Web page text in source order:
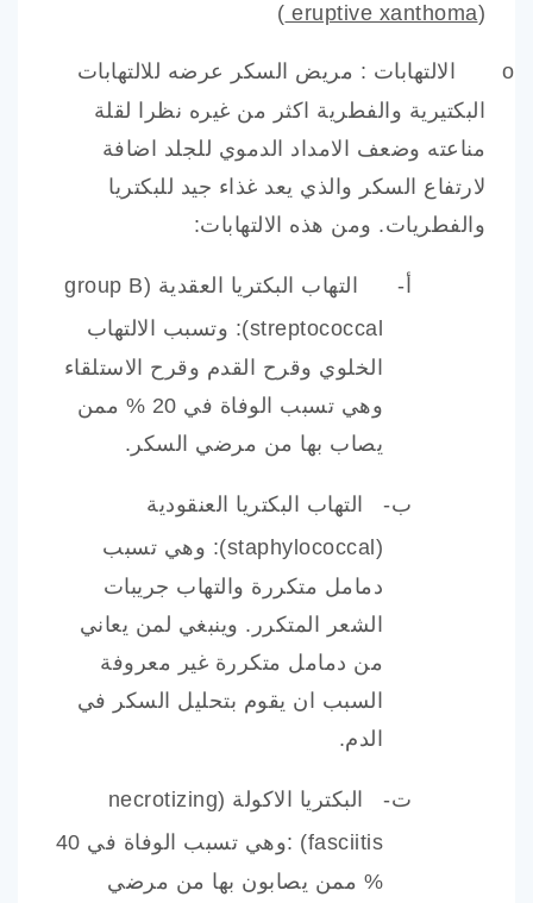
(
eruptive xanthoma
)
o
الالتهابات : مريض السكر عرضه للالتهابات
البكتيرية والفطرية اكثر من غيره نظرا لقلة
مناعته وضعف الامداد الدموي للجلد اضافة
لارتفاع السكر والذي يعد غذاء جيد للبكتريا
والفطريات. ومن هذه الالتهابات:
أ‌- التهاب البكتريا العقدية (group B
streptococcal): وتسبب الالتهاب
الخلوي وقرح القدم وقرح الاستلقاء
وهي تسبب الوفاة في 20 % ممن
يصاب بها من مرضي السكر.
ب‌-
التهاب البكتريا العنقودية
(
staphylococcal): وهي تسبب
دمامل متكررة والتهاب جريبات
الشعر المتكرر. وينبغي لمن يعاني
من دمامل متكررة غير معروفة
السبب ان يقوم بتحليل السكر في
الدم.
ت‌- البكتريا الاكولة (necrotizing
fasciitis
) :وهي تسبب الوفاة في 40
% ممن يصابون بها من مرضي